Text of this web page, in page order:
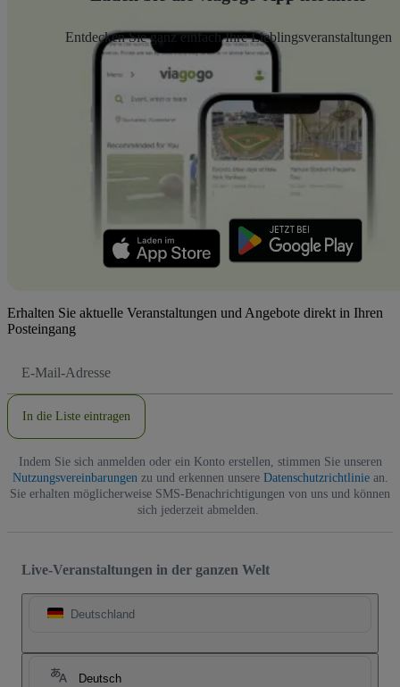
Entdecken Sie ganz einfach Ihre Lieblingsveranstaltungen
Erhalten Sie aktuelle Veranstaltungen und Angebote direkt in Ihren
Posteingang
Mail-
In die Liste eintragen
Indem Sie sich anmelden oder ein Konto erstellen, stimmen Sie unseren
Nutzungsvereinbarungenzu und erkennen unsere Datenschutzrichtliniean.
Sie erhalten möglicherweise SMS-Benachrichtigungen von uns und können
sich jederzeit abmelden.
Live-Veranstaltungen in der ganzen Welt
Deutschland
Deutsch